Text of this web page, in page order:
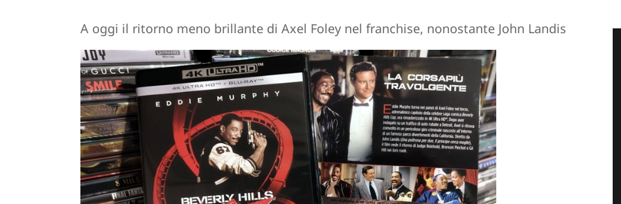
A oggi il ritorno meno brillante di Axel Foley nel franchise, nonostante John Landis